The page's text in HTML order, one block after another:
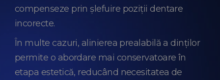
compenseze prin șlefuire poziții dentare
incorecte.
În multe cazuri, alinierea prealabilă a dinților
permite o abordare mai conservatoare în
etapa estetică, reducând necesitatea de